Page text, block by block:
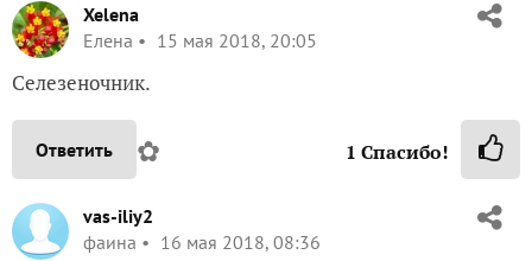
Xelena
Елена
15 мая 2018, 20:05
Селезеночник.
Ответить ✿ 1 Спасибо!
vas-iliy2
фаина
16 мая 2018, 08:36